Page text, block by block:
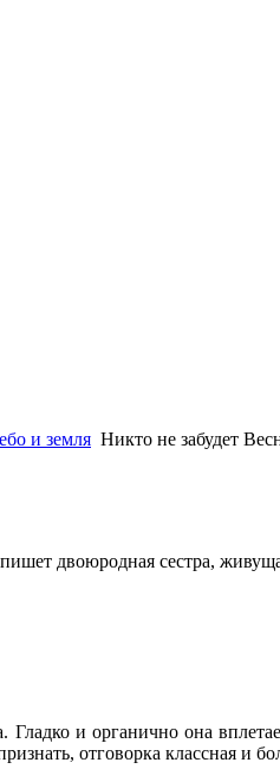
и земля Никто не забудет
двоюродная сестра,
Гладко и органично она
отговорка классная и